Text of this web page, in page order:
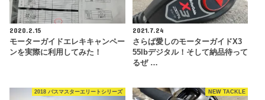
2020.2.15
モーターガイドエレキキャンペー
ンを実際に利用してみた！
2021.7.24
さらば愛しのモーターガイドX3
55lbデジタル！そして納品待って
るぜ …
2018 バスマスターエリートシリーズ NEW TACKLE